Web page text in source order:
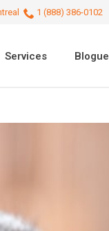
1 (888) 386-0102
Services Blogue